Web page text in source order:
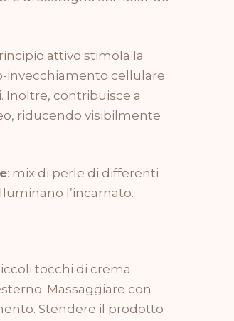
attivo stimola la
invecchiamento cellulare
Inoltre, contribuisce a
riducendo visibilmente
: mix di perle di differenti
l’incarnato.
tocchi di crema
Massaggiare con
Stendere il prodotto